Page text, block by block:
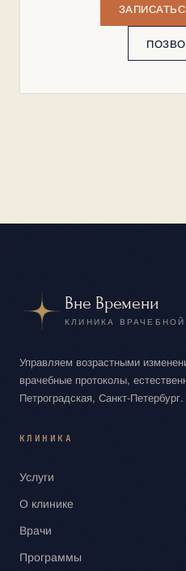
Вне Времени
КЛИНИКА
Управляем возрастными
врачебные протоколы,
Петроградская, Санкт‑Петербург.
КЛИНИКА
Услуги
О клинике
Врачи
Программы